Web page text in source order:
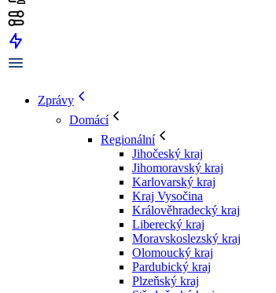
Zprávy
Domácí
Regionální
Jihočeský kraj
Jihomoravský kraj
Karlovarský kraj
Kraj Vysočina
Králověhradecký kraj
Liberecký kraj
Moravskoslezský kraj
Olomoucký kraj
Pardubický kraj
Plzeňský kraj